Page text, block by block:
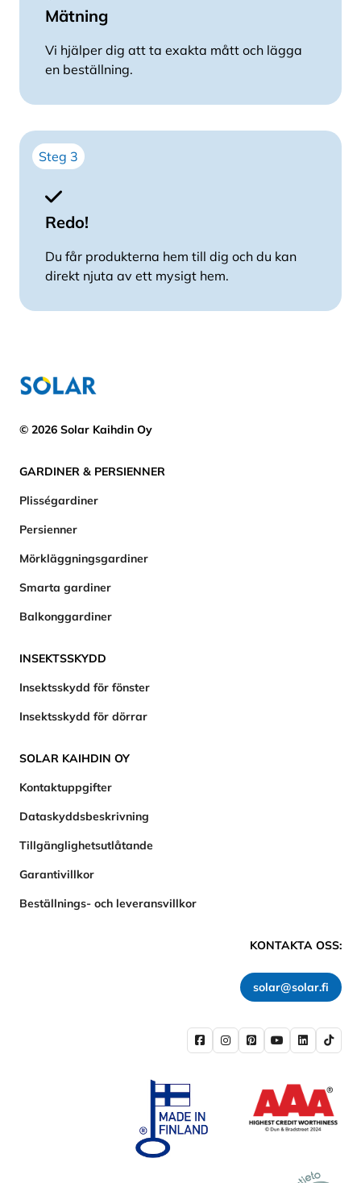
Mätning
Vi hjälper dig att ta exakta mått och lägga
en beställning.
Steg 3
Redo!
Du får produkterna hem till dig och du kan
direkt njuta av ett mysigt hem.
© 2026 Solar Kaihdin Oy
GARDINER & PERSIENNER
Plisségardiner
Persienner
Mörkläggningsgardiner
Smarta gardiner
Balkonggardiner
INSEKTSSKYDD
Insektsskydd för fönster
Insektsskydd för dörrar
SOLAR KAIHDIN OY
Kontaktuppgifter
Dataskyddsbeskrivning
Tillgänglighetsutlåtande
Garantivillkor
Beställnings- och leveransvillkor
KONTAKTA OSS:
solar@solar.fi